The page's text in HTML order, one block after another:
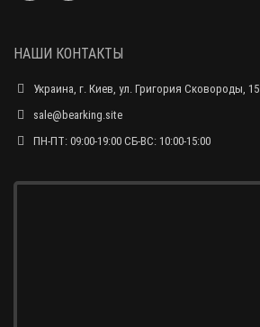
НАШИ КОНТАКТЫ
Украина, г. Киев, ул. Григория Сковороды, 15
sale@bearking.site
ПН-ПТ: 09:00-19:00 СБ-ВС: 10:00-15:00